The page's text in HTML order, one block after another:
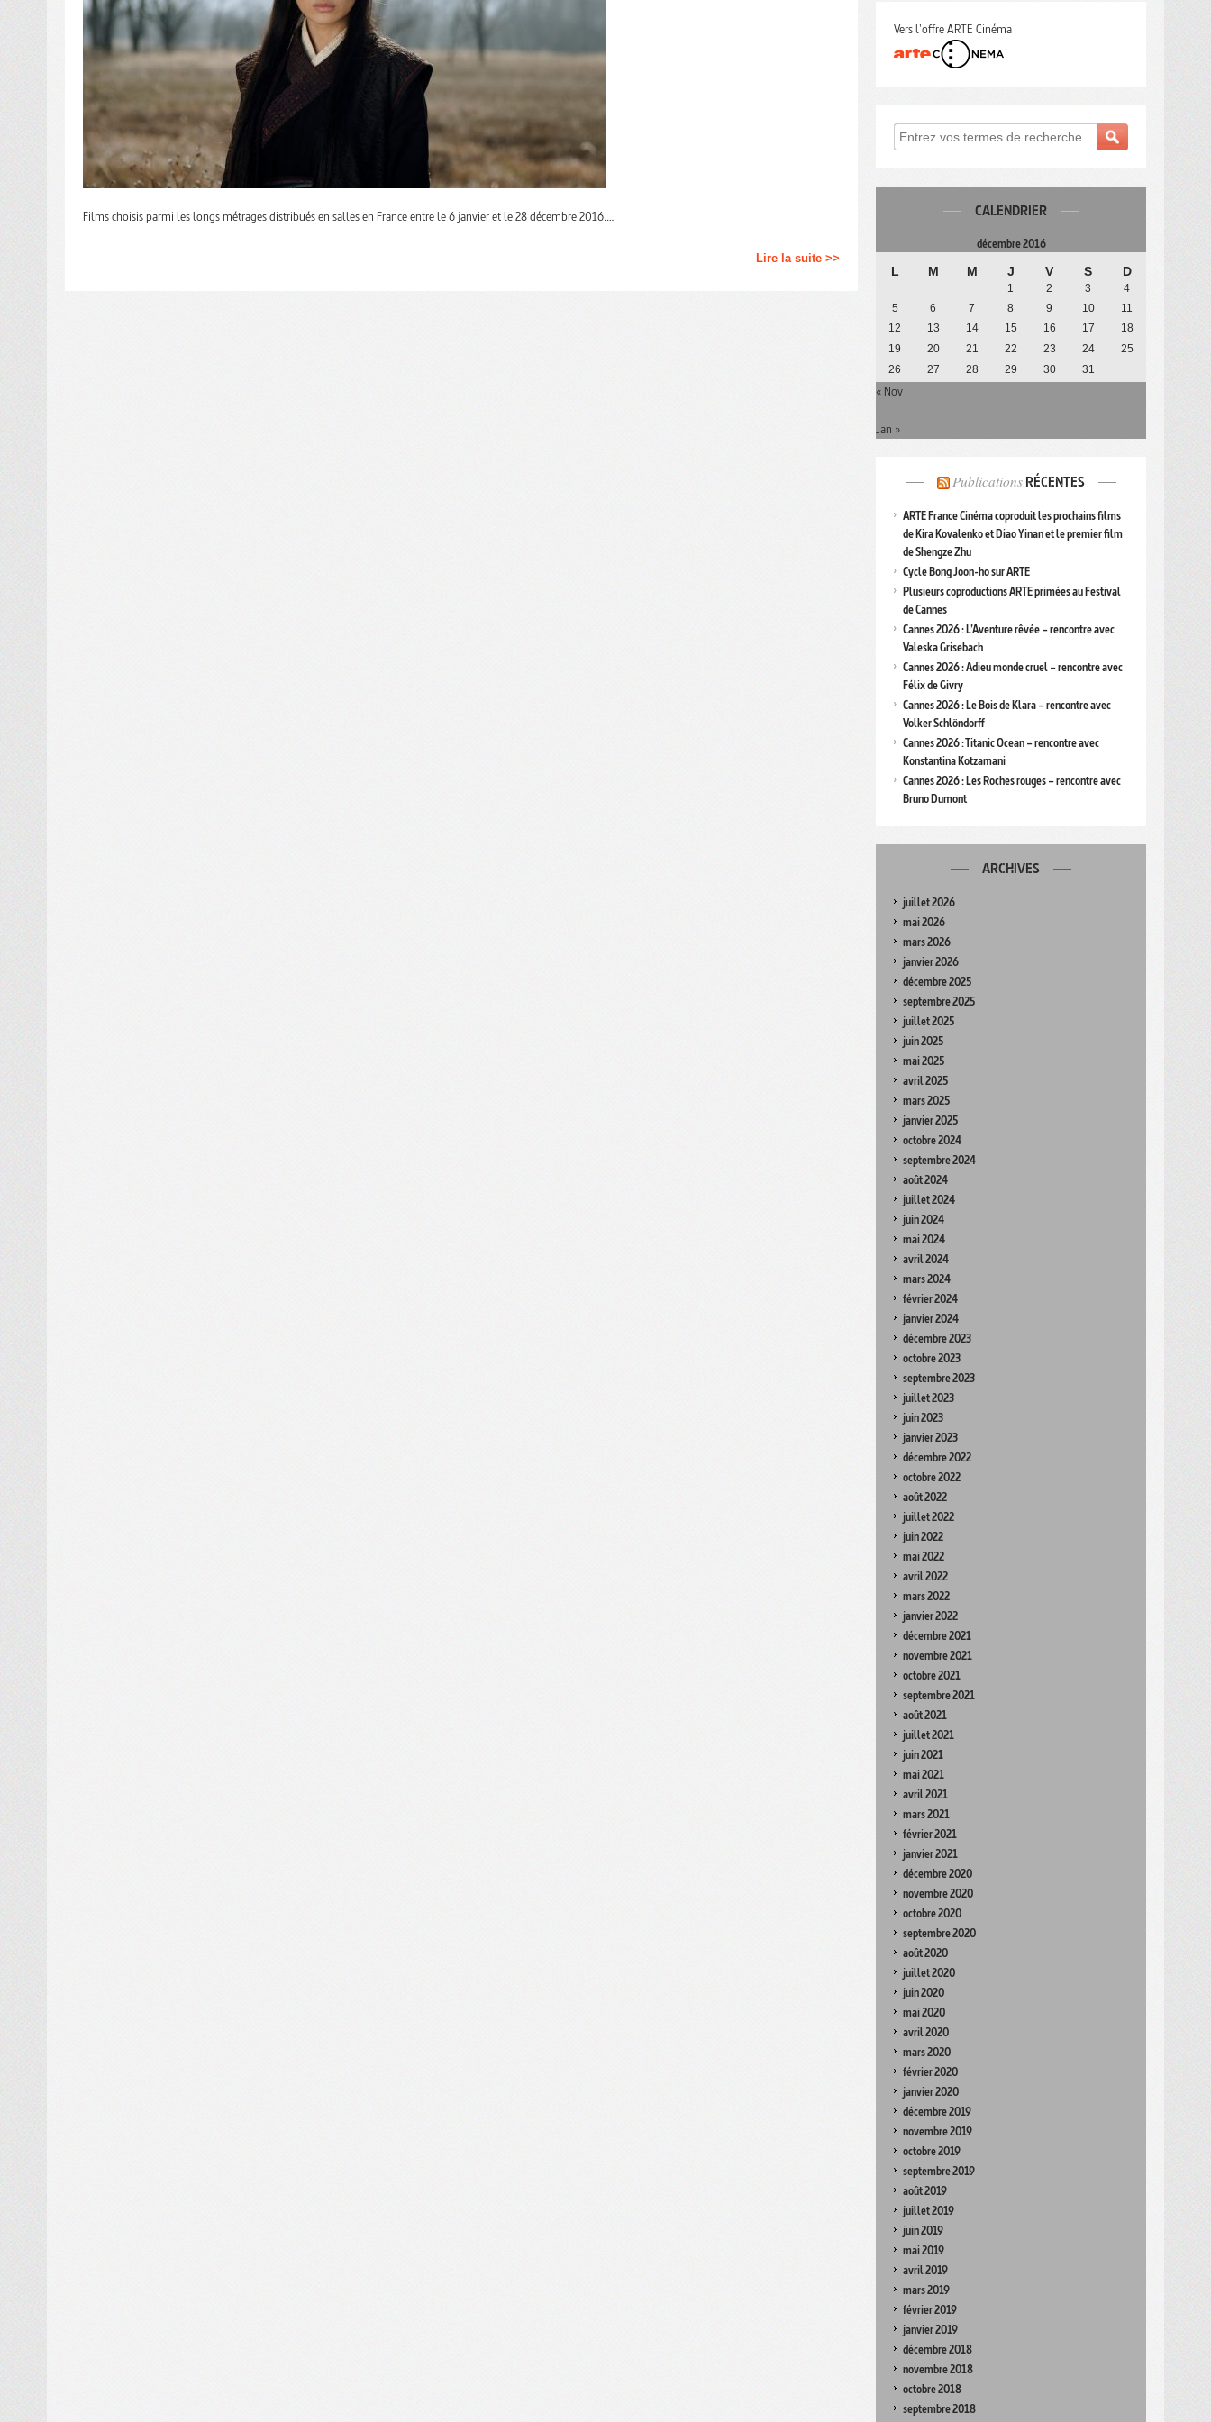
Films choisis parmi les longs métrages distribués en salles en France entre le 6 janvier et le 28 décembre 2016.…
Lire la suite >>
Vers l'offre ARTE Cinéma
CALENDRIER
décembre 2016
L M M J V S D
1 2 3
4
5
6 7 8 9 10
11
12
13 14 15 16 17
18
19
20 21 22 23 24
25
26
27 28 29 30 31
« Nov
Jan »
Publications RÉCENTES
ARTE France Cinéma coproduit les prochains films
de Kira Kovalenko et Diao Yinan et le premier film
de Shengze Zhu
Cycle Bong Joon-ho sur ARTE
Plusieurs coproductions ARTE primées au Festival
de Cannes
Cannes 2026 : L’Aventure rêvée – rencontre avec
Valeska Grisebach
Cannes 2026 : Adieu monde cruel – rencontre avec
Félix de Givry
Cannes 2026 : Le Bois de Klara – rencontre avec
Volker Schlöndorff
Cannes 2026 : Titanic Ocean – rencontre avec
Konstantina Kotzamani
Cannes 2026 : Les Roches rouges – rencontre avec
Bruno Dumont
ARCHIVES
juillet 2026
mai 2026
mars 2026
janvier 2026
décembre 2025
septembre 2025
juillet 2025
juin 2025
mai 2025
avril 2025
mars 2025
janvier 2025
octobre 2024
septembre 2024
août 2024
juillet 2024
juin 2024
mai 2024
avril 2024
mars 2024
février 2024
janvier 2024
décembre 2023
octobre 2023
septembre 2023
juillet 2023
juin 2023
janvier 2023
décembre 2022
octobre 2022
août 2022
juillet 2022
juin 2022
mai 2022
avril 2022
mars 2022
janvier 2022
décembre 2021
novembre 2021
octobre 2021
septembre 2021
août 2021
juillet 2021
juin 2021
mai 2021
avril 2021
mars 2021
février 2021
janvier 2021
décembre 2020
novembre 2020
octobre 2020
septembre 2020
août 2020
juillet 2020
juin 2020
mai 2020
avril 2020
mars 2020
février 2020
janvier 2020
décembre 2019
novembre 2019
octobre 2019
septembre 2019
août 2019
juillet 2019
juin 2019
mai 2019
avril 2019
mars 2019
février 2019
janvier 2019
décembre 2018
novembre 2018
octobre 2018
septembre 2018